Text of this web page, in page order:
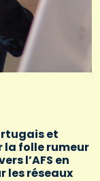
et
la folle rumeur
l’AFS en
les réseaux